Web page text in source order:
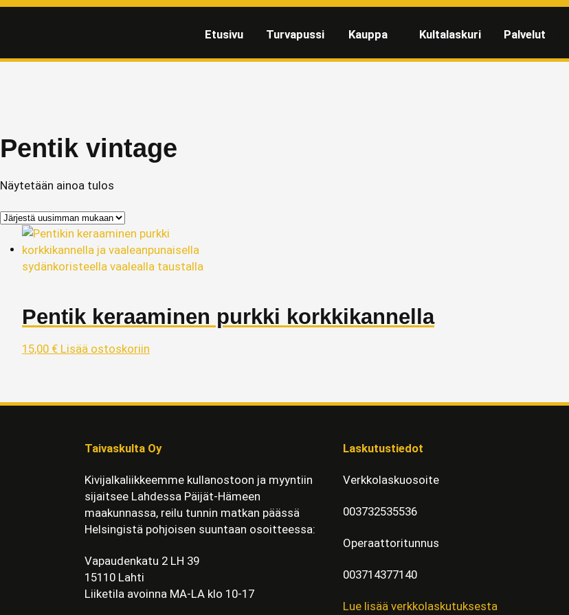
Etusivu Turvapussi Kauppa Kultalaskuri Palvelut
Pentik vintage
Näytetään ainoa tulos
Pentik keraaminen purkki korkkikannella
15,00 € Lisää ostoskoriin
Taivaskulta Oy
Kivijalkaliikkeemme kullanostoon ja myyntiin
sijaitsee Lahdessa Päijät-Hämeen
maakunnassa, reilu tunnin matkan päässä
Helsingistä pohjoisen suuntaan osoitteessa:
Vapaudenkatu 2 LH 39
15110 Lahti
Liiketila avoinna MA-LA klo 10-17
Laskutustiedot
Verkkolaskuosoite
003732535536
Operaattoritunnus
003714377140
Lue lisää verkkolaskutuksesta